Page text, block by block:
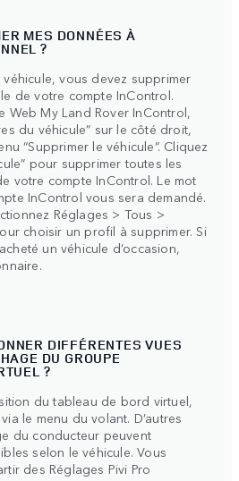
MES DONNÉES À
?
vous devez supprimer
de votre compte InControl.
Web My Land Rover InControl,
du véhicule” sur le côté droit,
“Supprimer le véhicule”. Cliquez
pour supprimer toutes les
votre compte InControl. Le mot
InControl vous sera demandé.
Réglages > Tous >
choisir un profil à supprimer. Si
un véhicule d’occasion,
DIFFÉRENTES VUES
DU GROUPE
?
du tableau de bord virtuel,
le menu du volant. D’autres
du conducteur peuvent
selon le véhicule. Vous
des Réglages Pivi Pro